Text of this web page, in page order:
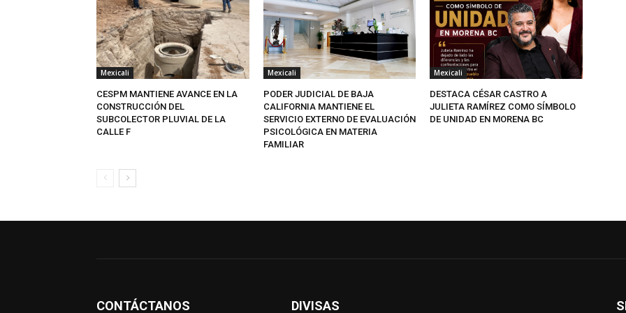
Mexicali
CESPM MANTIENE AVANCE EN LA
CONSTRUCCIÓN DEL
SUBCOLECTOR PLUVIAL DE LA
CALLE F
Mexicali
PODER JUDICIAL DE BAJA
CALIFORNIA MANTIENE EL
SERVICIO EXTERNO DE EVALUACIÓN
PSICOLÓGICA EN MATERIA
FAMILIAR
Mexicali
DESTACA CÉSAR CASTRO A
JULIETA RAMÍREZ COMO SÍMBOLO
DE UNIDAD EN MORENA BC
CONTÁCTANOS DIVISAS